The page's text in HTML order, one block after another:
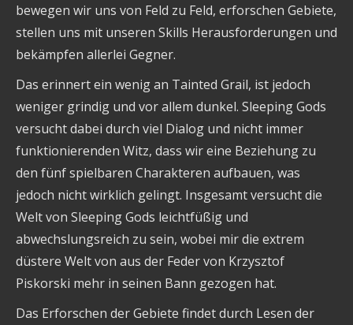
bewegen wir uns von Feld zu Feld, erforschen Gebiete,
stellen uns mit unseren Skills Herausforderungen und
bekämpfen allerlei Gegner.
Das erinnert ein wenig an Tainted Grail, ist jedoch
weniger grindig und vor allem dunkel. Sleeping Gods
versucht dabei durch viel Dialog und nicht immer
funktionierenden Witz, dass wir eine Beziehung zu
den fünf spielbaren Charakteren aufbauen, was
jedoch nicht wirklich gelingt. Insgesamt versucht die
Welt von Sleeping Gods leichtfüßig und
abwechslungsreich zu sein, wobei mir die extrem
düstere Welt von aus der Feder von Krzysztof
Piskorski mehr in seinen Bann gezogen hat.
Das Erforschen der Gebiete findet durch Lesen der